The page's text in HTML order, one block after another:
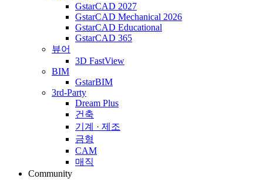
GstarCAD 2027
GstarCAD Mechanical 2026
GstarCAD Educational
GstarCAD 365
뷰어
3D FastView
BIM
GstarBIM
3rd-Party
Dream Plus
건축
기계 · 제조
금형
CAM
매직
Community